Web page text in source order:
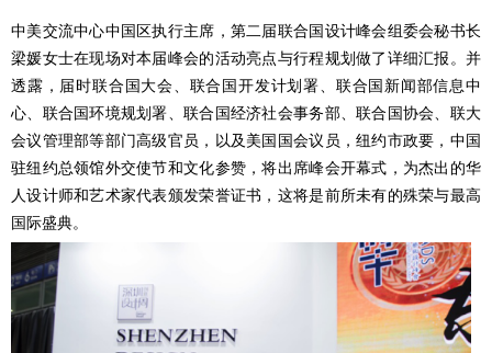
中美交流中心中国区执行主席，第二届联合国设计峰会组委会秘书长
梁媛女士在现场对本届峰会的活动亮点与行程规划做了详细汇报。并
透露，届时联合国大会、联合国开发计划署、联合国新闻部信息中
心、联合国环境规划署、联合国经济社会事务部、联合国协会、联大
会议管理部等部门高级官员，以及美国国会议员，纽约市政要，中国
驻纽约总领馆外交使节和文化参赞，将出席峰会开幕式，为杰出的华
人设计师和艺术家代表颁发荣誉证书，这将是前所未有的殊荣与最高
国际盛典。